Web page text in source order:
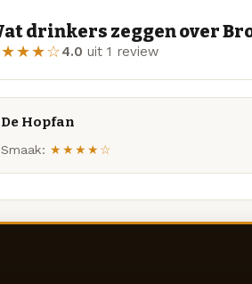
drinkers zeggen over
4.0 uit 1 review
De Hopfan
Smaak: ★★★★☆